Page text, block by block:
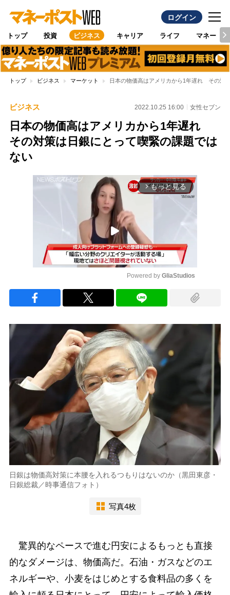
ログイン
トップ 投資 ビジネス キャリア ライフ マネー
トップ ビジネス マーケット 日本の物価高はアメリカから1年遅れ その対
ビジネス 2022.10.25 16:00 女性セブン
日本の物価高はアメリカから1年遅れ
その対策は日銀にとって喫緊の課題では
ない
arrow_forward_ios もっと見る
Powered by GliaStudios
日銀は物価高対策に本腰を入れるつもりはないのか（黒田東彦・
日銀総裁／時事通信フォト）
写真4枚
驚異的なペースで進む円安によるもっとも直接
的なダメージは、物価高だ。石油・ガスなどのエ
ネルギーや、小麦をはじめとする食料品の多くを